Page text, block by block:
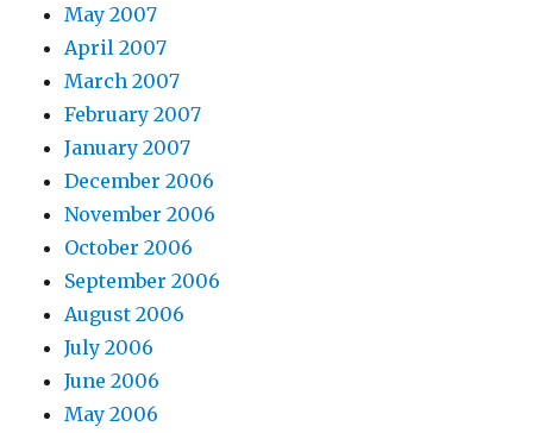
May 2007
April 2007
March 2007
February 2007
January 2007
December 2006
November 2006
October 2006
September 2006
August 2006
July 2006
June 2006
May 2006